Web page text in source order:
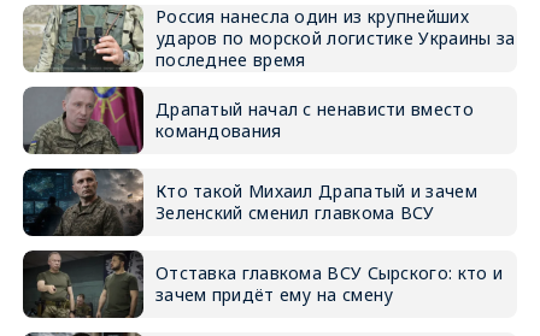
Россия нанесла один из крупнейших
ударов по морской логистике Украины за
последнее время
Драпатый начал с ненависти вместо
командования
Кто такой Михаил Драпатый и зачем
Зеленский сменил главкома ВСУ
Отставка главкома ВСУ Сырского: кто и
зачем придёт ему на смену